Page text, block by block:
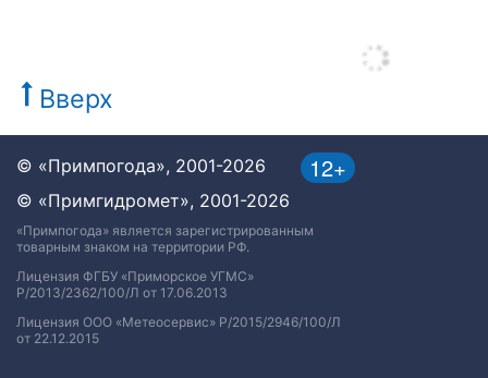
Вверх
12+
© «Примпогода», 2001-2026
© «Примгидромет», 2001-2026
«Примпогода» является зарегистрированным
товарным знаком на территории РФ.
Лицензия ФГБУ «Приморское УГМС»
Р/2013/2362/100/Л от 17.06.2013
Лицензия ООО «Метеосервис» Р/2015/2946/100/Л
от 22.12.2015